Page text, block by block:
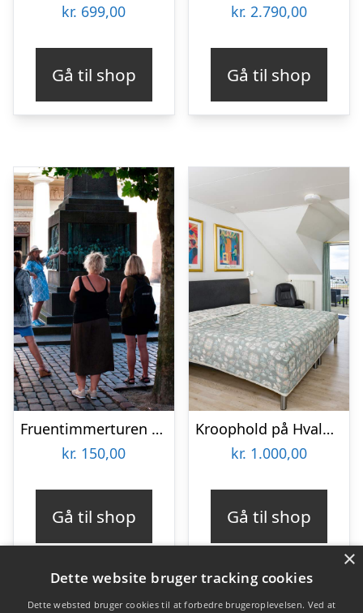
kr. 699,00
Gå til shop
kr. 2.790,00
Gå til shop
Fruentimmerturen – en byvandring i København
kr. 150,00
Gå til shop
Kroophold på Hvalpsund Færgekro
kr. 1.000,00
Gå til shop
×
Dette website bruger tracking cookies
Dette websted bruger cookies til at forbedre brugeroplevelsen. Ved at